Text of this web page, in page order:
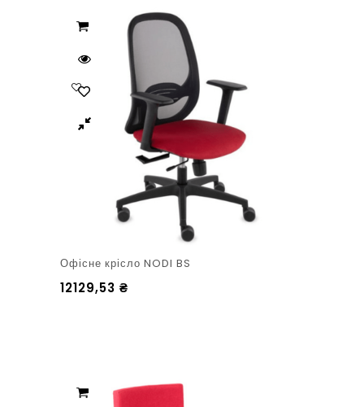
Офісне крісло NODI BS
12129,53 ₴